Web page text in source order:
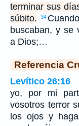
terminar sus
súbito.
34
buscaban, y se
a Dios;…
Referencia
Levítico 26:16
yo, por mi
vosotros terror
los ojos y